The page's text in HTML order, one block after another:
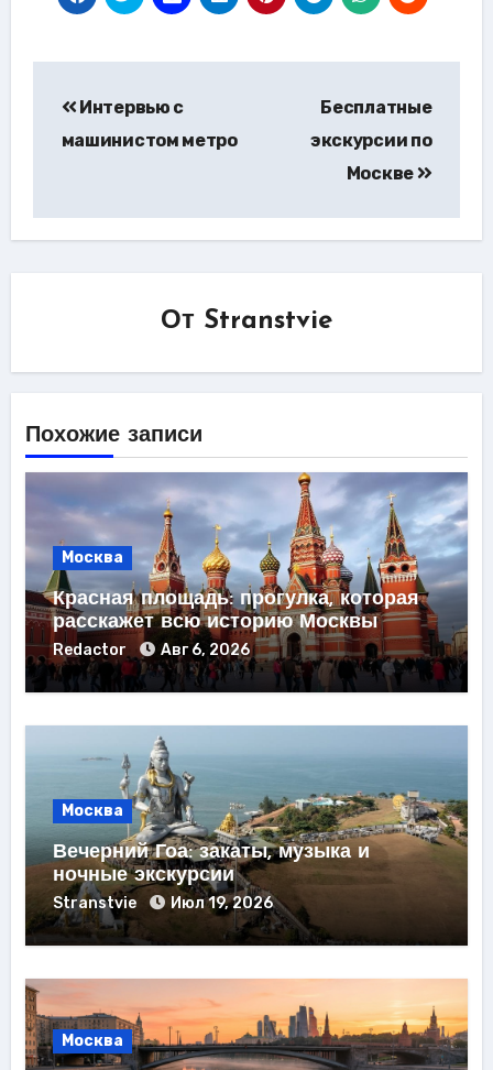
по
записям
Интервью с
машинистом метро
Бесплатные
экскурсии по
Москве
От Stranstvie
Похожие записи
Москва
Красная площадь: прогулка, которая
расскажет всю историю Москвы
Redactor Авг 6, 2026
Москва
Вечерний Гоа: закаты, музыка и
ночные экскурсии
Stranstvie Июл 19, 2026
Москва